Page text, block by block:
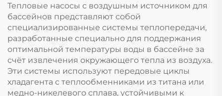
Работа Тепловой
Насос
Водонагреватель
Тепловые насосы с воздушным источником для
бассейнов представляют собой
специализированные системы теплопередачи,
разработанные специально для поддержания
оптимальной температуры воды в бассейне за
счёт извлечения окружающего тепла из воздуха.
Эти системы используют передовые циклы
хладагента с теплообменниками из титана или
медно-никелевого сплава, устойчивыми к